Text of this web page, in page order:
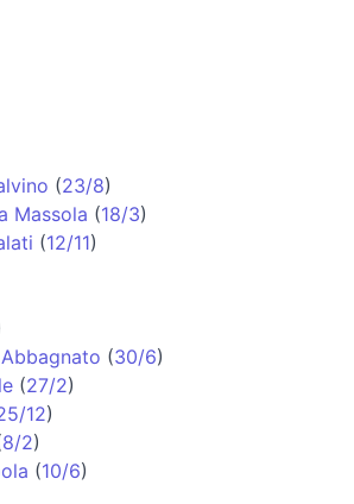
(23/8)
Massola (18/3)
(12/11)
(30/6)
(27/2)
12)
8/2)
(10/6)